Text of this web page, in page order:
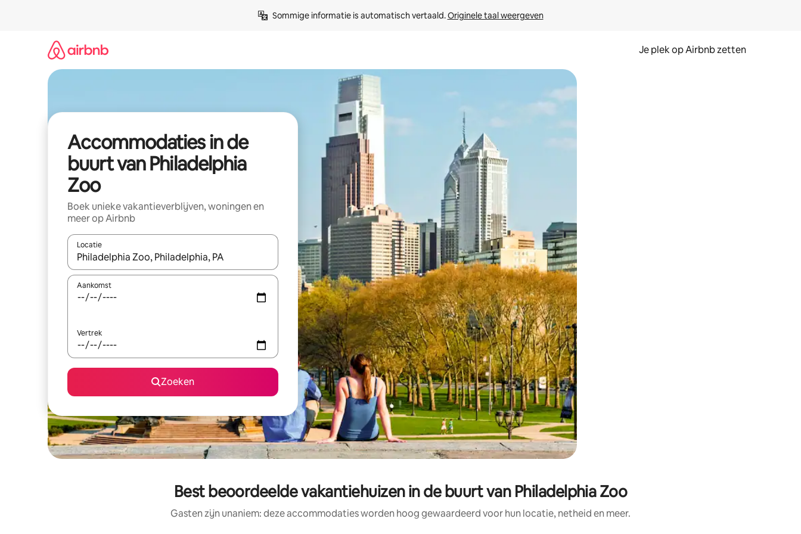
Sommige informatie is automatisch vertaald. Originele taal weergeven
Je plek op Airbnb zetten
Accommodaties in de
buurt van Philadelphia
Zoo
Boek unieke vakantieverblijven, woningen en
meer op Airbnb
Locatie
Wanneer er resultaten beschikbaar zijn, maak je een keuze met je de pijltjestoetsen omhoog en omlaag, óf door te tikken of swipen.
Aankomst
Vertrek
Zoeken
Best beoordeelde vakantiehuizen in de buurt van Philadelphia Zoo
Gasten zijn unaniem: deze accommodaties worden hoog gewaardeerd voor hun locatie, netheid en meer.